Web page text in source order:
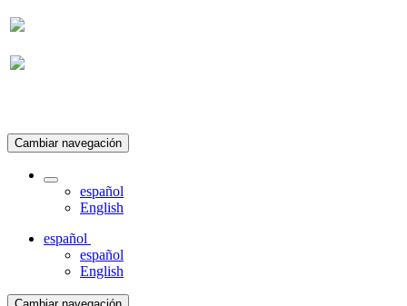
Cambiar navegación
español
English
español
español
English